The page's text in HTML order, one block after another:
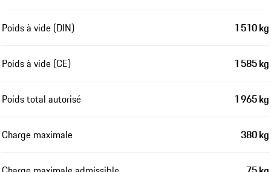
Poids à vide (DIN) 1 510 kg
Poids à vide (CE) 1 585 kg
Poids total autorisé 1 965 kg
Charge maximale 380 kg